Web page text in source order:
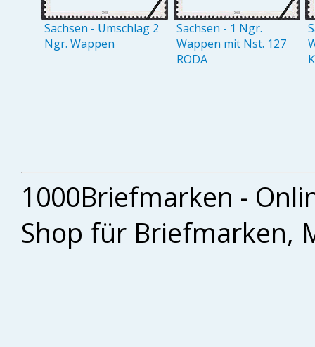
Sachsen - Umschlag 2
Ngr. Wappen
Sachsen - 1 Ngr.
Wappen mit Nst. 127
RODA
1000Briefmarken -
Shop für Briefmarken,